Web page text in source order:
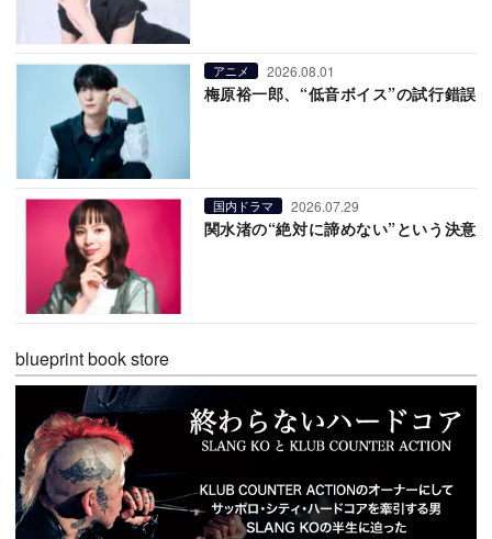
アニメ 2026.08.01
梅原裕一郎、“低音ボイス”の試行錯誤
国内ドラマ 2026.07.29
関水渚の“絶対に諦めない”という決意
blueprint book store